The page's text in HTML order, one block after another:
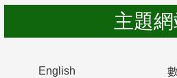
主題
English